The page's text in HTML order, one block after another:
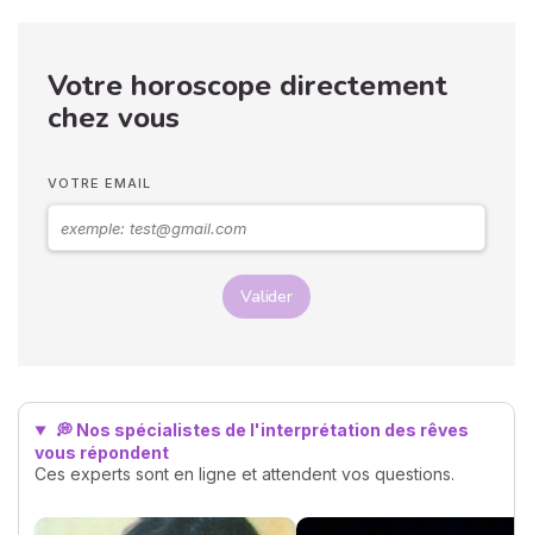
des périodes difficiles, et
elles peuvent nous
ensemble les messages
possibles derrière ces
rêves.
Votre horoscope directement
chez vous
VOTRE EMAIL
Valider
💭 Nos spécialistes de l'interprétation des rêves
vous répondent
Ces experts sont en ligne et attendent vos questions.